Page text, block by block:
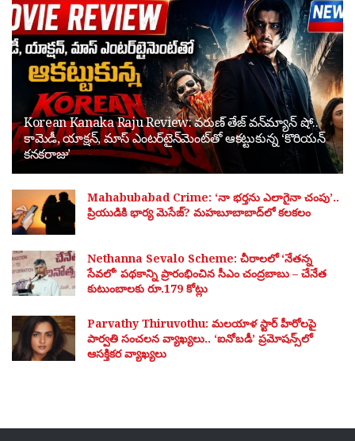
Korean Kanaka Raju Review: వరుణ్ తేజ్ వన్‌మ్యాన్ షో..
కామెడీ, యాక్షన్, మాస్ ఎంటర్‌టైన్‌మెంట్‌తో ఆకట్టుకున్న ‘కొరియన్
కనకరాజు’
Mahabubabad Crime: ‘నా భర్తను ఎలాగైనా చంపు’..
ప్రియుడికి భార్య మెసేజ్? మహబూబాబాద్‌లో కలకలం
Nethanna Sevalo Scheme: చీరాలలో ‘నేతన్న
సేవలో’ పథకాన్ని ప్రారంభించిన సీఎం చంద్రబాబు – చేనేత
కుటుంబాలకు రూ.179 కోట్లు
Parvathy Thiruvothu: మలయాళ స్టార్ హీరోలపై
పార్వతి సంచలన వ్యాఖ్యలు.. ‘ఐనోబడీ’ ప్రమోషన్స్‌లో
ఆసక్తికర వ్యాఖ్యలు